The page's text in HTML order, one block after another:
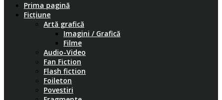
Prima pagină
Ficțiune
Artă grafică
Imagini / Grafică
Filme
Audio-Video
Fan Fiction
Flash fiction
Foileton
Povestiri